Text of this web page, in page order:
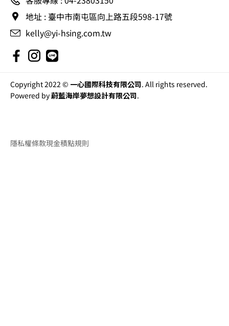
地址 : 臺中市南屯區向上路五段598-17號
kelly@yi-hsing.com.tw
Copyright 2022 © 一心國際科技有限公司. All rights reserved.
Powered by蔚藍海岸夢想設計有限公司.
隱私權條款現金積點規則